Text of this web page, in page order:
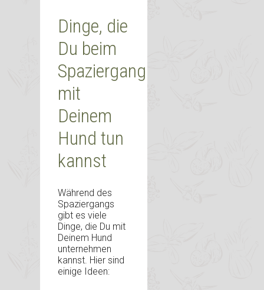
Dinge, die
Du beim
Spaziergang
mit
Deinem
Hund tun
kannst
Während des
Spaziergangs
gibt es viele
Dinge, die Du mit
Deinem Hund
unternehmen
kannst. Hier sind
einige Ideen: